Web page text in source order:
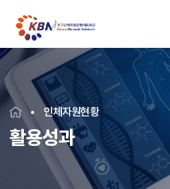
인체자원현황
활용성과